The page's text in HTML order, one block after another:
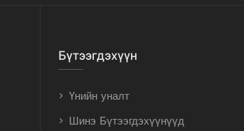
Бүтээгдэхүүн
Үнийн уналт
Шинэ Бүтээгдэхүүнүүд